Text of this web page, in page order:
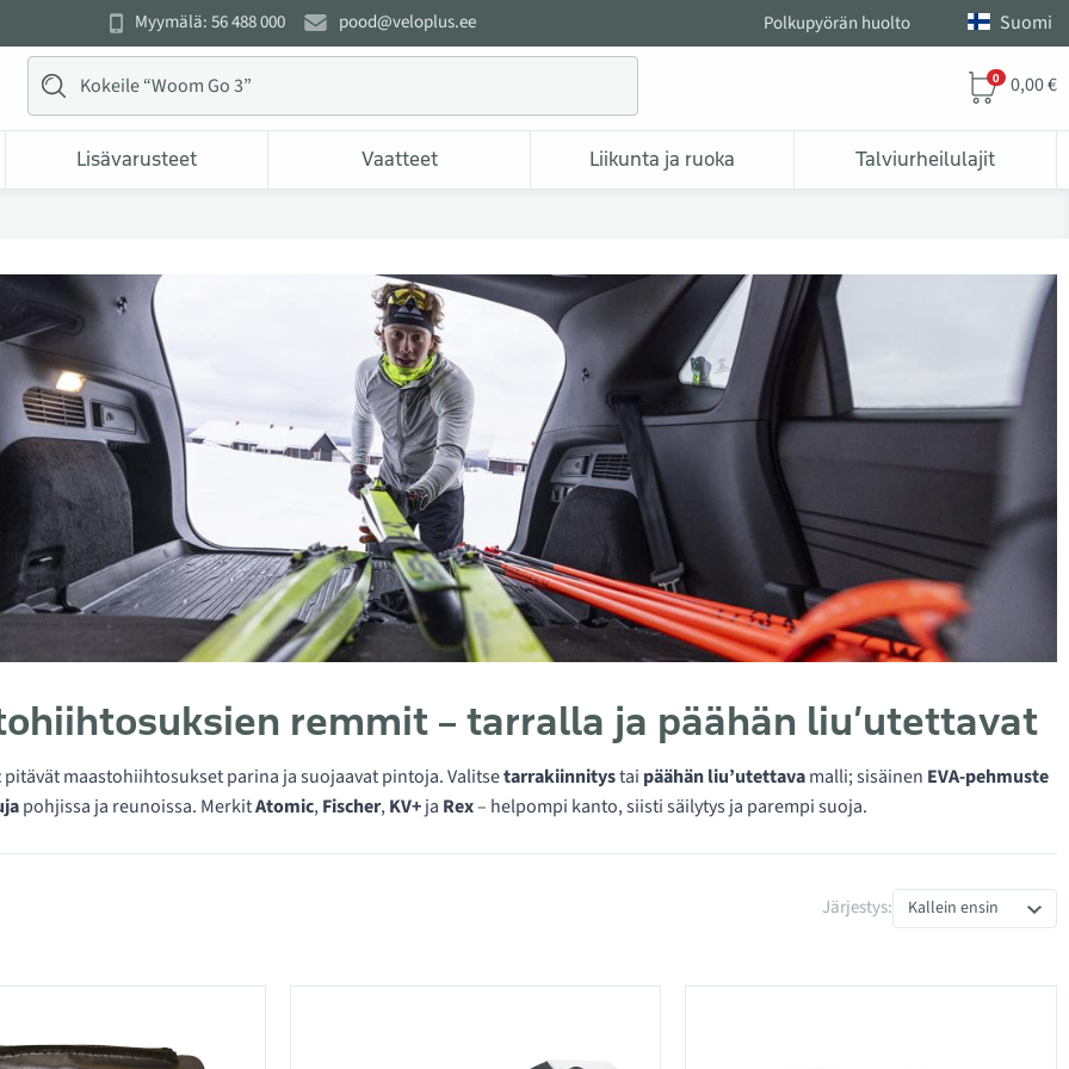
Myymälä: 56 488 000 pood@veloplus.ee Polkupyörän huolto Suomi
0 0,00 €
Lisävarusteet Vaatteet Liikunta ja ruoka Talviurheilulajit
remmit – tarralla ja päähän liu’utettavat
pitävät maastohiihtosukset parina ja suojaavat pintoja. Valitsetarrakiinnitystai päähän liu’utettavamalli; sisäinen EVA-pehmuste
pohjissa ja reunoissa. MerkitAtomic,Fischer,KV+ja Rex– helpompi kanto, siisti säilytys ja parempi suoja.
Kiinnityshihnat Järjestys: Kallein ensin